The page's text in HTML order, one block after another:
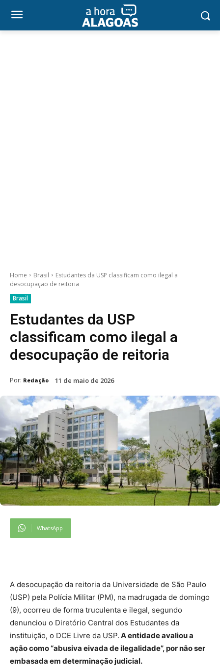
Home Brasil
Estudantes da USP classificam como ilegal a
desocupação de reitoria
Brasil
Estudantes da USP
classificam como ilegal a
desocupação de reitoria
Por: Redação 11 de maio de 2026
WhatsApp
A desocupação da reitoria da Universidade de São Paulo
(USP) pela Polícia Militar (PM), na madrugada de domingo
(9), ocorreu de forma truculenta e ilegal, segundo
denunciou o Diretório Central dos Estudantes da
instituição, o DCE Livre da USP. A entidade avaliou a
ação como “abusiva eivada de ilegalidade”, por não ser
embasada em determinação judicial.